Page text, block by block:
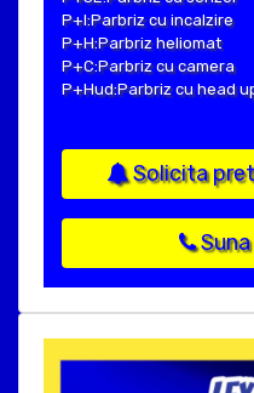
P+I:Parbriz cu incalzire
P+H:Parbriz heliomat
P+C:Parbriz cu camera
P+Hud:Parbriz cu head
Solicita pret